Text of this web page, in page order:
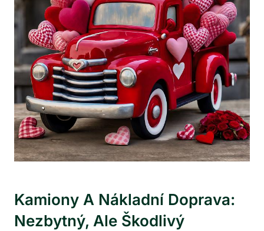
Kamiony A Nákladní Doprava:
Nezbytný, Ale Škodlivý